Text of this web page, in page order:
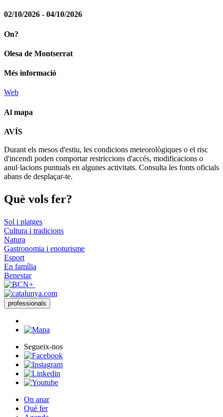
02/10/2026 - 04/10/2026
On?
Olesa de Montserrat
Més informació
Web
Al mapa
−
AVÍS
Durant els mesos d'estiu, les condicions meteorològiques o el risc
d'incendi poden comportar restriccions d'accés, modificacions o
anul·lacions puntuals en algunes activitats. Consulta les fonts oficials
abans de desplaçar-te.
Què vols fer?
Sol i platges
Cultura i tradicions
Natura
Gastronomia i enoturisme
Esport
En família
Benestar
professionals
Segueix-nos
On anar
Què fer